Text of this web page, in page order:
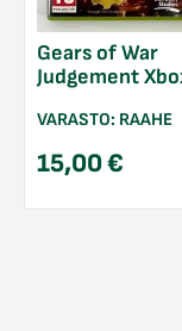
Gears of War
Judgement
VARASTO: RAAHE
15,00€